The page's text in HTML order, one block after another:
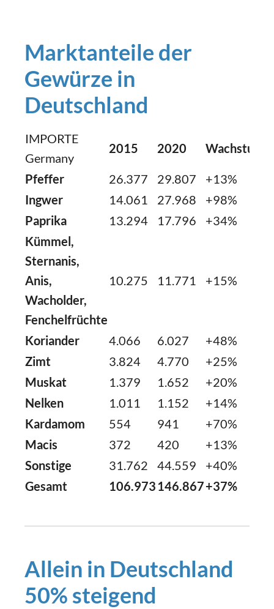
Marktanteile der
Gewürze in
Deutschland
IMPORTE
Germany
2015 2020 Wachstum
Pfeffer 26.377 29.807
+13%
Ingwer
14.061 27.968
+98%
Paprika
13.294 17.796
+34%
Kümmel,
Sternanis,
Anis,
Wacholder,
Fenchelfrüchte
10.275 11.771 +15%
Koriander 4.066 6.027
+48%
Zimt
3.824 4.770
+25%
Muskat
1.379 1.652
+20%
Nelken
1.011 1.152
+14%
Kardamom
554 941
+70%
Macis
372 420
+13%
Sonstige
31.762 44.559
+40%
Gesamt
106.973 146.867+37%
Allein in Deutschland
50% steigend